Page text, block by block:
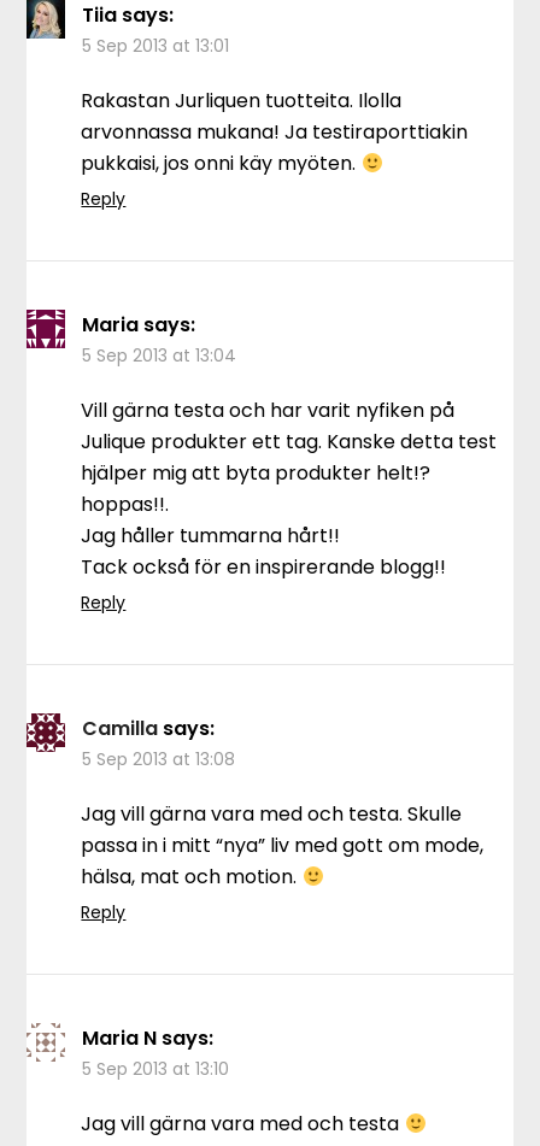
Tiia says:
5 Sep 2013 at 13:01
Rakastan Jurliquen tuotteita. Ilolla
arvonnassa mukana! Ja testiraporttiakin
pukkaisi, jos onni käy myöten.
Reply
Maria says:
5 Sep 2013 at 13:04
Vill gärna testa och har varit nyfiken på
Julique produkter ett tag. Kanske detta test
hjälper mig att byta produkter helt!?
hoppas!!.
Jag håller tummarna hårt!!
Tack också för en inspirerande blogg!!
Reply
Camilla says:
5 Sep 2013 at 13:08
Jag vill gärna vara med och testa. Skulle
passa in i mitt “nya” liv med gott om mode,
hälsa, mat och motion.
Reply
Maria N says:
5 Sep 2013 at 13:10
Jag vill gärna vara med och testa